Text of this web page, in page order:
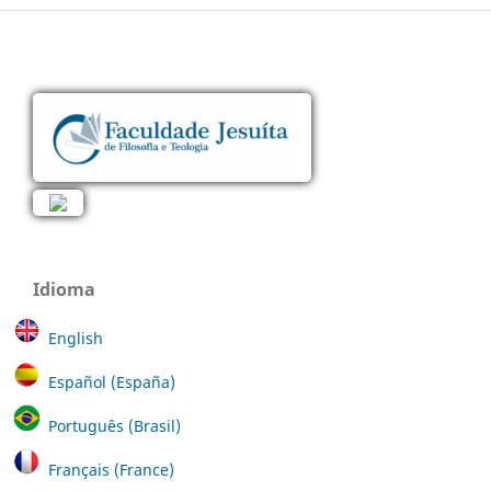
Idioma
English
Español (España)
Português (Brasil)
Français (France)